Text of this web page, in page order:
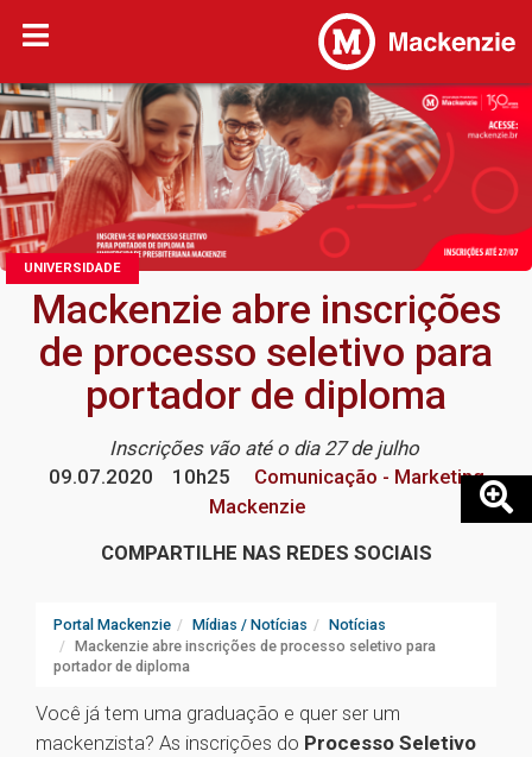
UNIVERSIDADE
Mackenzie abre inscrições
de processo seletivo para
portador de diploma
Inscrições vão até o dia 27 de julho
09.07.2020
10h25
Comunicação - Marketing
Mackenzie
COMPARTILHE NAS REDES SOCIAIS
Portal Mackenzie Mídias / Notícias
Notícias
Mackenzie abre inscrições de processo seletivo para
portador de diploma
Você já tem uma graduação e quer ser um
mackenzista? As inscrições do Processo Seletivo